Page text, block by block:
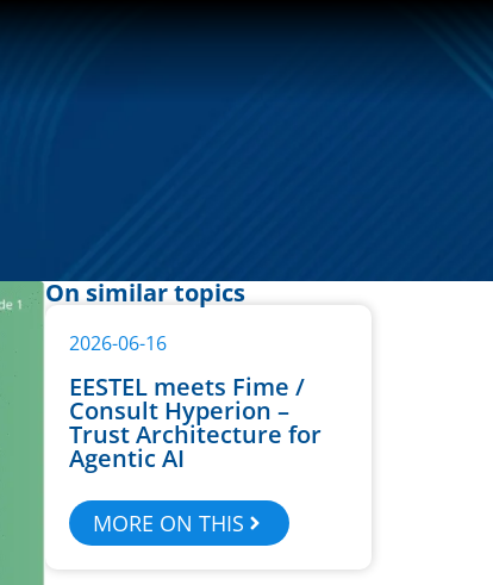
On similar topics
2026-06-16
EESTEL meets Fime /
Consult Hyperion –
Trust Architecture for
Agentic AI
MORE ON THIS